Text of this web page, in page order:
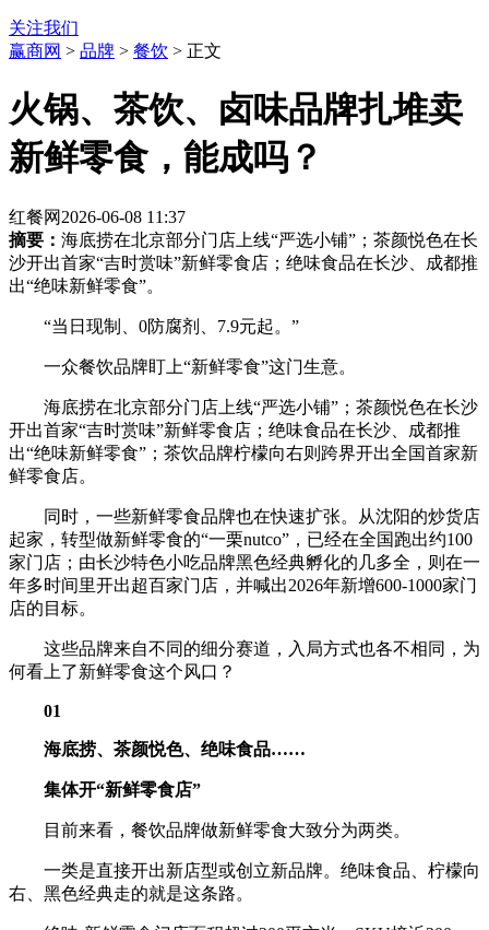
关注我们
赢商网 > 品牌 > 餐饮 > 正文
火锅、茶饮、卤味品牌扎堆卖
新鲜零食，能成吗？
红餐网 2026-06-08 11:37
摘要： 海底捞在北京部分门店上线“严选小铺”；茶颜悦色在长
沙开出首家“吉时赏味”新鲜零食店；绝味食品在长沙、成都推
出“绝味新鲜零食”。
“当日现制、0防腐剂、7.9元起。”
一众餐饮品牌盯上“新鲜零食”这门生意。
海底捞在北京部分门店上线“严选小铺”；茶颜悦色在长沙
开出首家“吉时赏味”新鲜零食店；绝味食品在长沙、成都推
出“绝味新鲜零食”；茶饮品牌柠檬向右则跨界开出全国首家新
鲜零食店。
同时，一些新鲜零食品牌也在快速扩张。从沈阳的炒货店
起家，转型做新鲜零食的“一栗nutco”，已经在全国跑出约100
家门店；由长沙特色小吃品牌黑色经典孵化的几多全，则在一
年多时间里开出超百家门店，并喊出2026年新增600-1000家门
店的目标。
这些品牌来自不同的细分赛道，入局方式也各不相同，为
何看上了新鲜零食这个风口？
01
海底捞、茶颜悦色、绝味食品……
集体开“新鲜零食店”
目前来看，餐饮品牌做新鲜零食大致分为两类。
一类是直接开出新店型或创立新品牌。绝味食品、柠檬向
右、黑色经典走的就是这条路。